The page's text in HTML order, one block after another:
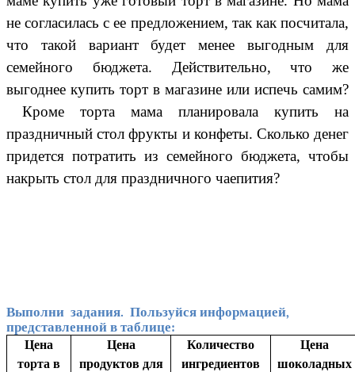
не согласилась с ее предложением, так как посчитала,
что такой вариант будет менее выгодным для
семейного бюджета. Действительно, что же
выгоднее купить торт в магазине или испечь самим?
Кроме торта мама планировала купить на
праздничный стол фрукты и конфеты. Сколько денег
придется потратить из семейного бюджета, чтобы
накрыть стол для праздничного чаепития?
Выполни задания. Пользуйся информацией,
представленной в таблице:
Цена
торта в
Цена
продуктов для
Количество
ингредиентов
Цена
шоколадных